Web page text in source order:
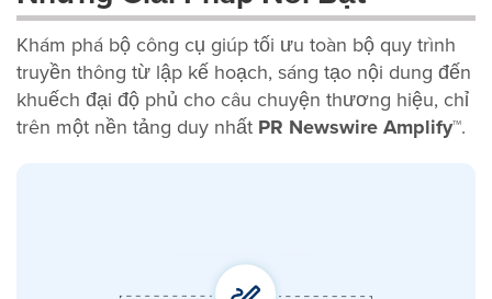
Khám phá bộ công cụ giúp tối ưu toàn bộ quy trình
truyền thông từ lập kế hoạch, sáng tạo nội dung đến
khuếch đại độ phủ cho câu chuyện thương hiệu, chỉ
trên một nền tảng duy nhất PR Newswire Amplify™.